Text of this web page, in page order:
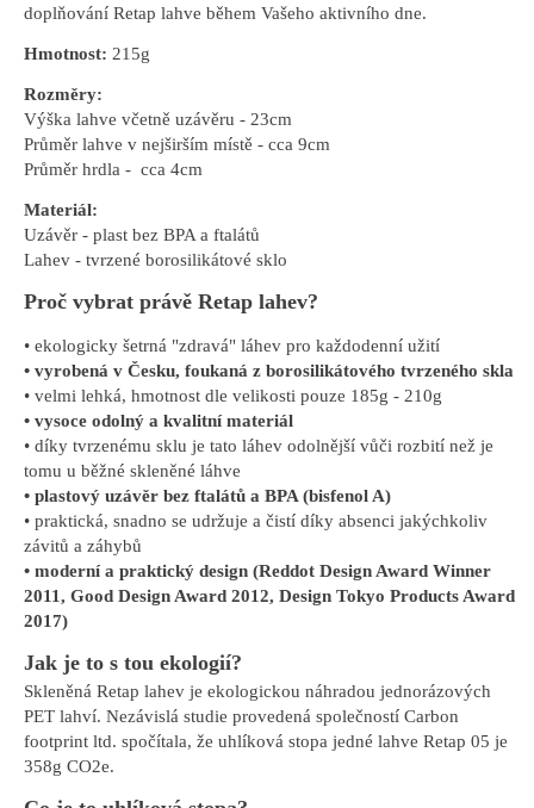
doplňování Retap lahve během Vašeho aktivního dne.
Hmotnost: 215g
Rozměry:
Výška lahve včetně uzávěru - 23cm
Průměr lahve v nejširším místě - cca 9cm
Průměr hrdla - cca 4cm
Materiál:
Uzávěr - plast bez BPA a ftalátů
Lahev - tvrzené borosilikátové sklo
Proč vybrat právě Retap lahev?
• ekologicky šetrná "zdravá" láhev pro každodenní užití
• vyrobená v Česku, foukaná z borosilikátového tvrzeného skla
• velmi lehká, hmotnost dle velikosti pouze 185g - 210g
• vysoce odolný a kvalitní materiál
• díky tvrzenému sklu je tato láhev odolnější vůči rozbití než je
tomu u běžné skleněné láhve
• plastový uzávěr bez ftalátů a BPA (bisfenol A)
• praktická, snadno se udržuje a čistí díky absenci jakýchkoliv
závitů a záhybů
• moderní a praktický design (Reddot Design Award Winner
2011, Good Design Award 2012, Design Tokyo Products Award
2017)
Jak je to s tou ekologií?
Skleněná Retap lahev je ekologickou náhradou jednorázových
PET lahví. Nezávislá studie provedená společností Carbon
footprint ltd. spočítala, že uhlíková stopa jedné lahve Retap 05 je
358g CO2e.